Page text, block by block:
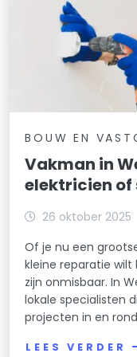
BOUW EN
Vakman in
elektricien
26 oktober 2025
Of je nu een
kleine reparatie
zijn onmisbaar. In
lokale specialisten
projecten in en
LEES VERDER